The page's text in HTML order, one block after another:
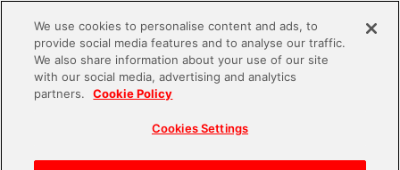
2018.09.11
イドルプロデュースの可能性
We use cookies to personalise content and ads, to
provide social media features and to analyse our traffic.
We also share information about your use of our site
with our social media, advertising and analytics
partners.
Cookie Policy
Cookies Settings